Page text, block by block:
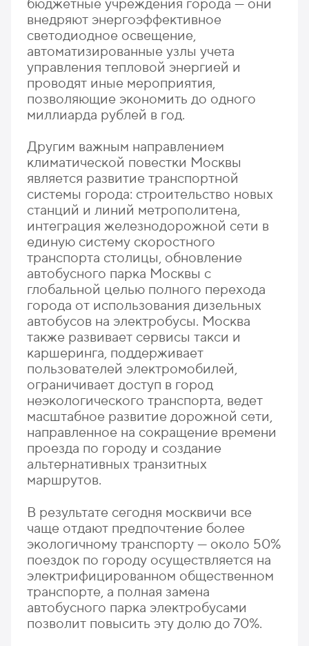
бюджетные учреждения города — они
внедряют энергоэффективное
светодиодное освещение,
автоматизированные узлы учета
управления тепловой энергией и
проводят иные мероприятия,
позволяющие экономить до одного
миллиарда рублей в год.
Другим важным направлением
климатической повестки Москвы
является развитие транспортной
системы города: строительство новых
станций и линий метрополитена,
интеграция железнодорожной сети в
единую систему скоростного
транспорта столицы, обновление
автобусного парка Москвы с
глобальной целью полного перехода
города от использования дизельных
автобусов на электробусы. Москва
также развивает сервисы такси и
каршеринга, поддерживает
пользователей электромобилей,
ограничивает доступ в город
неэкологического транспорта, ведет
масштабное развитие дорожной сети,
направленное на сокращение времени
проезда по городу и создание
альтернативных транзитных
маршрутов.
В результате сегодня москвичи все
чаще отдают предпочтение более
экологичному транспорту — около 50%
поездок по городу осуществляется на
электрифицированном общественном
транспорте, а полная замена
автобусного парка электробусами
позволит повысить эту долю до 70%.